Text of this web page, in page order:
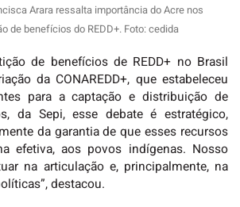
Arara ressalta importância do Acre nos
de benefícios do REDD+. Foto: cedida
de benefícios de REDD+ no Brasil
da CONAREDD+, que estabeleceu
para a captação e distribuição de
da Sepi, esse debate é estratégico,
da garantia de que esses recursos
efetiva, aos povos indígenas. Nosso
na articulação e, principalmente, na
destacou.